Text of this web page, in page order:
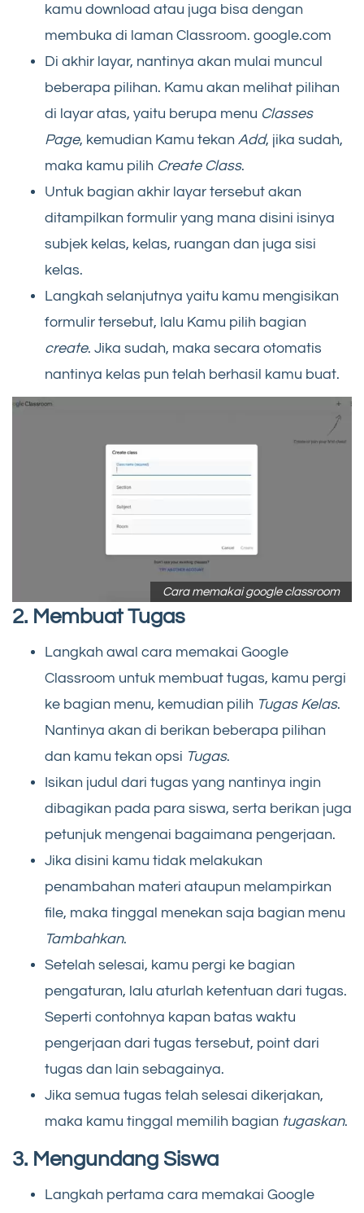
kamu download atau juga bisa dengan
membuka di laman Classroom. google.com
Di akhir layar, nantinya akan mulai muncul
beberapa pilihan. Kamu akan melihat pilihan
di layar atas, yaitu berupa menu Classes
Page, kemudian Kamu tekan Add, jika sudah,
maka kamu pilih Create Class.
Untuk bagian akhir layar tersebut akan
ditampilkan formulir yang mana disini isinya
subjek kelas, kelas, ruangan dan juga sisi
kelas.
Langkah selanjutnya yaitu kamu mengisikan
formulir tersebut, lalu Kamu pilih bagian
create. Jika sudah, maka secara otomatis
nantinya kelas pun telah berhasil kamu buat.
Cara memakai google classroom
2. Membuat Tugas
Langkah awal cara memakai Google
Classroom untuk membuat tugas, kamu pergi
ke bagian menu, kemudian pilih Tugas Kelas.
Nantinya akan di berikan beberapa pilihan
dan kamu tekan opsi Tugas.
Isikan judul dari tugas yang nantinya ingin
dibagikan pada para siswa, serta berikan juga
petunjuk mengenai bagaimana pengerjaan.
Jika disini kamu tidak melakukan
penambahan materi ataupun melampirkan
file, maka tinggal menekan saja bagian menu
Tambahkan.
Setelah selesai, kamu pergi ke bagian
pengaturan, lalu aturlah ketentuan dari tugas.
Seperti contohnya kapan batas waktu
pengerjaan dari tugas tersebut, point dari
tugas dan lain sebagainya.
Jika semua tugas telah selesai dikerjakan,
maka kamu tinggal memilih bagian tugaskan.
3. Mengundang Siswa
Langkah pertama cara memakai Google